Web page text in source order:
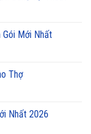
Gói Mới Nhất
Thợ
Nhất 2026